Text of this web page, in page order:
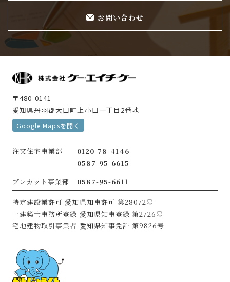
お問い合わせ
〒480-0141
愛知県丹羽郡大口町上小口一丁目2番地
Google Mapsを開く
注文住宅事業部
0120-78-4146
0587-95-6615
プレカット事業部
0587-95-6611
特定建設業許可 愛知県知事許可 第28072号
一建築士事務所登録 愛知県知事登録 第2726号
宅地建物取引事業者 愛知県知事免許 第9826号